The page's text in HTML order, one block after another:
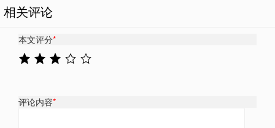
相关评论
本文评分*
评论内容*